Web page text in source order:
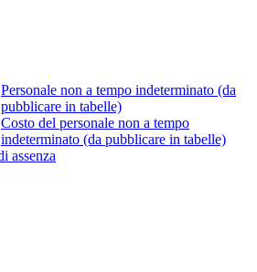
Personale non a tempo indeterminato (da
pubblicare in tabelle)
Costo del personale non a tempo
indeterminato (da pubblicare in tabelle)
assenza